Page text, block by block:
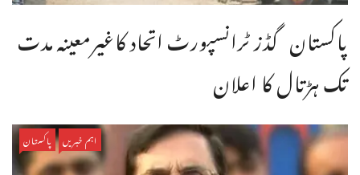
پاکستان گڈز ٹرانسپورٹ اتحاد کاغیرمعینہ مدت
تک ہڑتال کا اعلان
اہم خبریں پاکستان